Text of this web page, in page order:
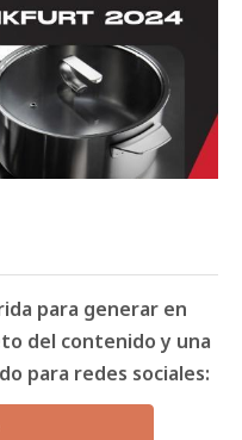
para generar en
del contenido y una
para redes sociales: